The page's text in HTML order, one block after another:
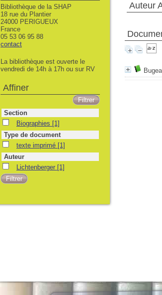
Auteur
Bibliothèque de la SHAP
18 rue du Plantier
24000 PERIGUEUX
France
05 53 06 95 88
contact
La bibliothèque est ouverte le
vendredi de 14h à 17h ou sur RV
Affiner
Section
Biographies [1]
Type de document
texte imprimé [1]
Auteur
Lichtenberger [1]